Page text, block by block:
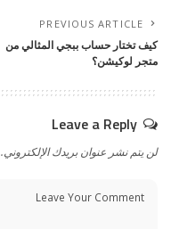
PREVIOUS ARTICLE
كيف تختار حساب ببجي المثالي من
متجر لوكيشن؟
Leave a Reply
لن يتم نشر عنوان بريدك الإلكتروني.